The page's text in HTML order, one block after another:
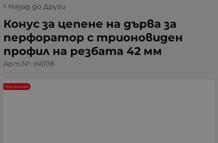
Назад до Други
Конус за цепене на дърва за
перфоратор с трионовиден
профил на резбата 42 мм
Арт.№: IN0118
Неналичен